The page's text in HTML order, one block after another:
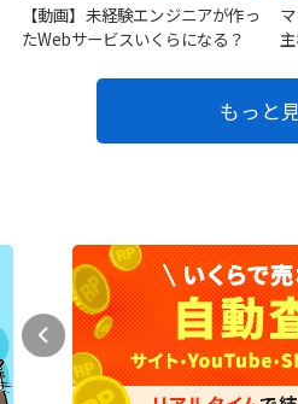
【動画】未経験エンジニアが作っ
たWebサービスいくらになる？
もっと